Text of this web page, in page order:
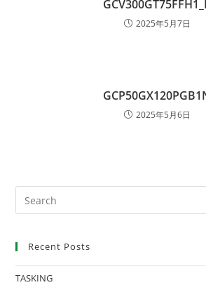
2025年5月7日
2025年5月6日
Recent Posts
TASKING